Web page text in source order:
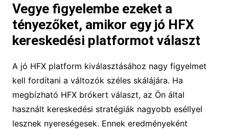
Vegye figyelembe ezeket a
tényezőket, amikor egy jó HFX
kereskedési platformot választ
A jó HFX platform kiválasztásához nagy figyelmet
kell fordítani a változók széles skálájára. Ha
megbízható HFX brókert választ, az Ön által
használt kereskedési stratégiák nagyobb eséllyel
lesznek nyereségesek. Ennek eredményeként